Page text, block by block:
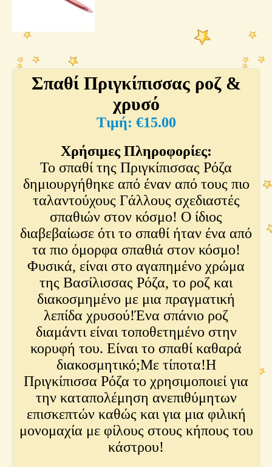
Σπαθί Πριγκίπισσας ροζ &
χρυσό
€15.00
Χρήσιμες Πληροφορίες:
Το σπαθί της Πριγκίπισσας Ρόζα
δημιουργήθηκε από έναν από τους πιο
ταλαντούχους Γάλλους σχεδιαστές
σπαθιών στον κόσμο! Ο ίδιος
διαβεβαίωσε ότι το σπαθί ήταν ένα από
τα πιο όμορφα σπαθιά στον κόσμο!
Φυσικά, είναι στο αγαπημένο χρώμα
της Βασίλισσας Ρόζα, το ροζ και
διακοσμημένο με μια πραγματική
λεπίδα χρυσού!Ένα σπάνιο ροζ
διαμάντι είναι τοποθετημένο στην
κορυφή του. Είναι το σπαθί καθαρά
διακοσμητικό;Με τίποτα!Η
Πριγκίπισσα Ρόζα το χρησιμοποιεί για
την καταπολέμηση ανεπιθύμητων
επισκεπτών καθώς και για μια φιλική
μονομαχία με φίλους στους κήπους του
κάστρου!